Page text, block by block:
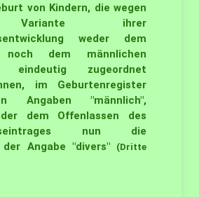
von Kindern, die wegen
ihrer
weder dem
noch dem männlichen
eindeutig zugeordnet
im Geburtenregister
Angaben "männlich",
dem Offenlassen des
nun die
Angabe "divers"
(Dritte